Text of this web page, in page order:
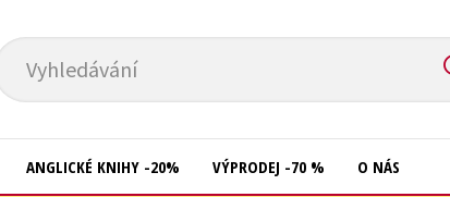
Vyhledávání
ANGLICKÉ KNIHY -20% VÝPRODEJ -70 % O NÁS